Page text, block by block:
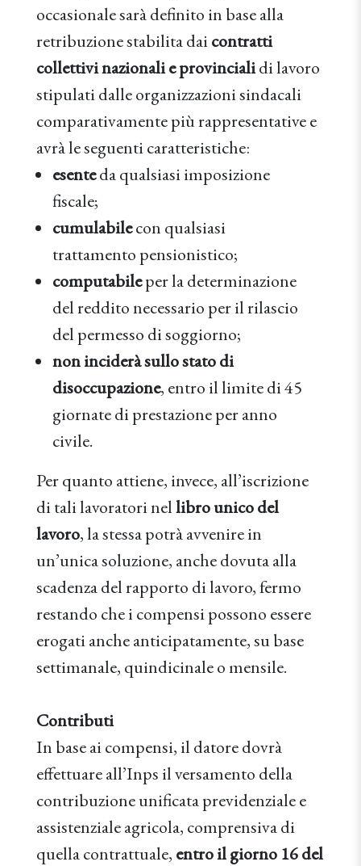
occasionale sarà definito in base alla
retribuzione stabilita daicontratti
collettivi nazionali e provincialidi lavoro
stipulati dalle organizzazioni sindacali
comparativamente più rappresentative e
avrà le seguenti caratteristiche:
esenteda qualsiasi imposizione
fiscale;
cumulabilecon qualsiasi
trattamento pensionistico;
computabileper la determinazione
del reddito necessario per il rilascio
del permesso di soggiorno;
non inciderà sullo stato di
disoccupazione, entro il limite di 45
giornate di prestazione per anno
civile.
Per quanto attiene, invece, all’iscrizione
di tali lavoratori nellibro unico del
lavoro, la stessa potrà avvenire in
un’unica soluzione, anche dovuta alla
scadenza del rapporto di lavoro, fermo
restando che i compensi possono essere
erogati anche anticipatamente, su base
settimanale, quindicinale o mensile.
Contributi
In base ai compensi, il datore dovrà
effettuare all’Inps il versamento della
contribuzione unificata previdenziale e
assistenziale agricola, comprensiva di
quella contrattuale, entro il giorno 16 del